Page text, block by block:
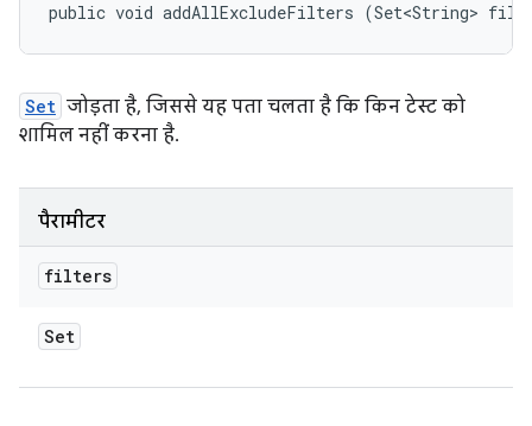
public void addAllExcludeFilters (Set<String>
Set जोड़ता है, जिससे यह पता चलता है कि किन टेस्ट को
शामिल नहीं करना है.
पैरामीटर
filters
Set